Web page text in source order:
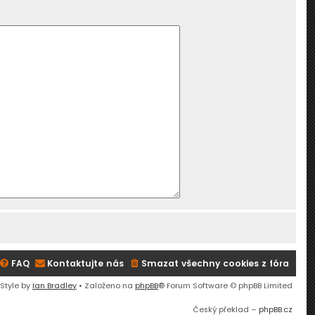
Smazat všechny cookies z fóra
Kontaktujte nás
FAQ
by Ian Bradley • Založeno na phpBB® Forum Software © phpBB Limited
Český překlad – phpBB.cz